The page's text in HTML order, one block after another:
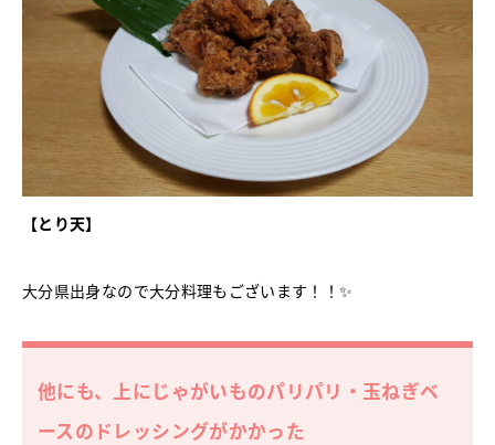
【とり天】
大分県出身なので大分料理もございます！！✨
他にも、上にじゃがいものパリパリ・玉ねぎベ
ースのドレッシングがかかった